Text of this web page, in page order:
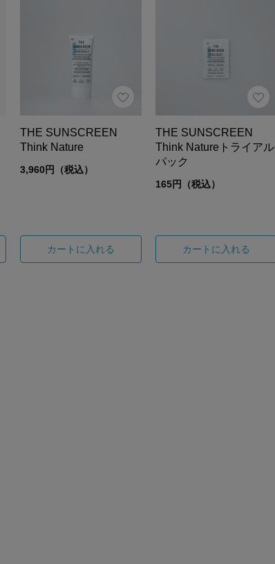
THE SUNSCREEN
Think Nature
3,960円（税込）
カートに入れる
THE SUNSCREEN
Think Natureトライアル
パック
165円（税込）
カートに入れる